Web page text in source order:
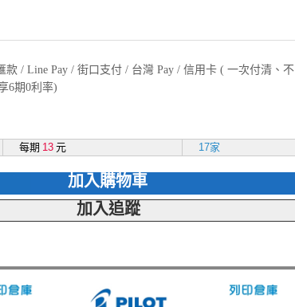
款 / Line Pay / 街口支付 / 台灣 Pay / 信用卡 ( 一次付清、不
6期0利率)
每期 13 元 17家
加入購物車
加入追蹤